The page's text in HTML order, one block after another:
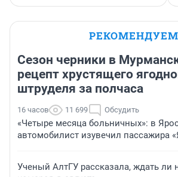
РЕКОМЕНДУЕМ
Сезон черники в
рецепт хрустящего
штруделя за полчаса
16 часов 11 699 Обсудить
«Четыре месяца больничных»: в
автомобилист изувечил пассажира
Ученый АлтГУ рассказала, ждать ли